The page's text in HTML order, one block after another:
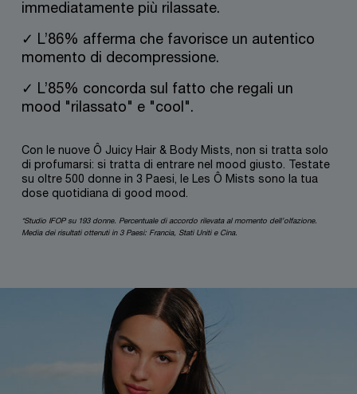
immediatamente più rilassate.
✓ L’86% afferma che favorisce un autentico
momento di decompressione.
✓ L’85% concorda sul fatto che regali un
mood "rilassato" e "cool".
Con le nuove Ô Juicy Hair & Body Mists, non si tratta solo
di profumarsi: si tratta di entrare nel mood giusto. Testate
su oltre 500 donne in 3 Paesi, le Les Ô Mists sono la tua
dose quotidiana di good mood.
*Studio IFOP su 193 donne. Percentuale di accordo rilevata al momento dell’olfazione.
Media dei risultati ottenuti in 3 Paesi: Francia, Stati Uniti e Cina.
pdp-section-full-two-columns-image_layout